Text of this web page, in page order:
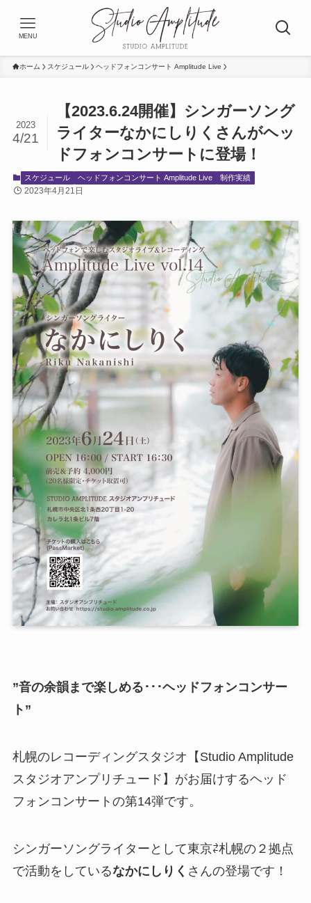
MENU
ホーム スケジュール ヘッドフォンコンサート Amplitude Live
【2023.6.24開催】シンガーソング
ライターなかにしりくさんがヘッ
ドフォンコンサートに登場！
2023
4/21
スケジュール ヘッドフォンコンサート Amplitude Live 制作実績
2023年4月21日
”音の余韻まで楽しめる･･･ヘッドフォンコンサー
ト ”
札幌のレコーディングスタジオ【Studio Amplitude
スタジオアンプリチュード】がお届けするヘッド
フォンコンサートの第14弾です。
シンガーソングライターとして東京⇄札幌の２拠点
で活動をしているなかにしりく さんの登場です！